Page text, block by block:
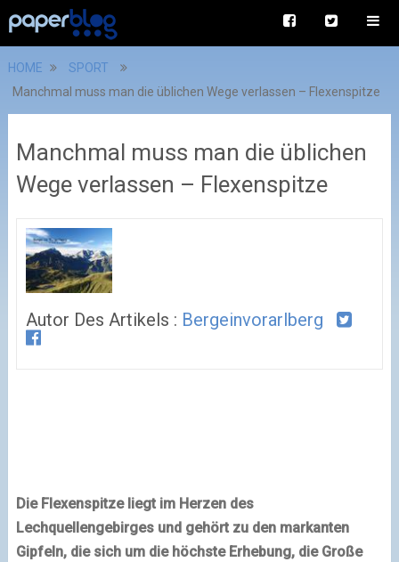
HOME
SPORT
Manchmal muss man die üblichen Wege verlassen – Flexenspitze
Manchmal muss man die üblichen
Wege verlassen – Flexenspitze
Autor Des Artikels : Bergeinvorarlberg
Die Flexenspitze liegt im Herzen des
Lechquellengebirges und gehört zu den markanten
Gipfeln, die sich um die höchste Erhebung, die Große